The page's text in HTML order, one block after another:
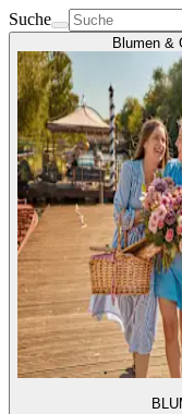
Suche
Blumen &